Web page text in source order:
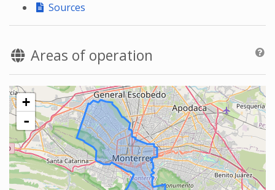
Sources
Areas of operation
+
-